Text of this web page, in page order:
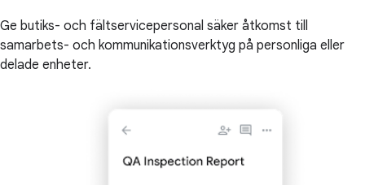
Ge butiks- och fältservicepersonal säker åtkomst till
samarbets- och kommunikationsverktyg på personliga eller
delade enheter.